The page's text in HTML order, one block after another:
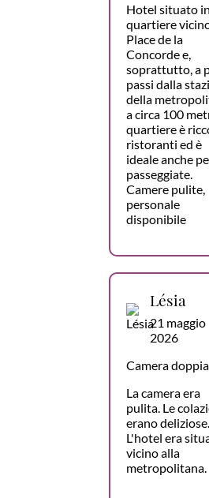
Hotel situato
quartiere
Place de la
Concorde e,
soprattutto, a
passi dalla
della
a circa 100
quartiere è
ristoranti ed è
ideale anche
passeggiate.
Camere pulite,
personale
disponibile
Lésia
21 maggio
2026
Camera doppia
La camera era
pulita. Le
erano deliziose.
L'hotel era
vicino alla
metropolitana.